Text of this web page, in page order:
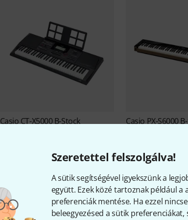
Szeretettel felszolgálva!
A sütik segítségével igyekszünk a
együtt. Ezek közé tartoznak például
preferenciák mentése. Ha ezzel
beleegyezésed a sütik
Casio CT-X5000 B-Stock Casio PX-S6000